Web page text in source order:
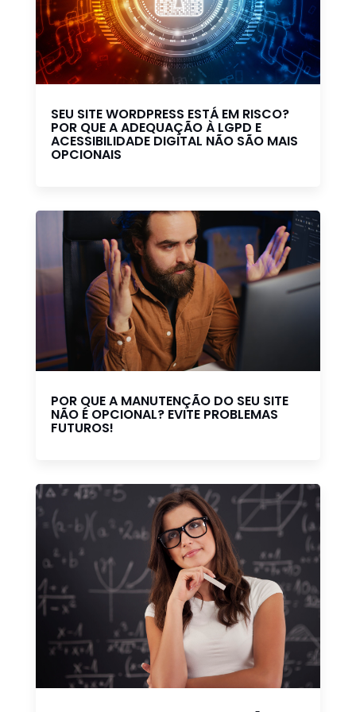
SEU SITE WORDPRESS ESTÁ EM RISCO?
POR QUE A ADEQUAÇÃO À LGPD E
ACESSIBILIDADE DIGITAL NÃO SÃO MAIS
OPCIONAIS
POR QUE A MANUTENÇÃO DO SEU SITE
NÃO É OPCIONAL? EVITE PROBLEMAS
FUTUROS!